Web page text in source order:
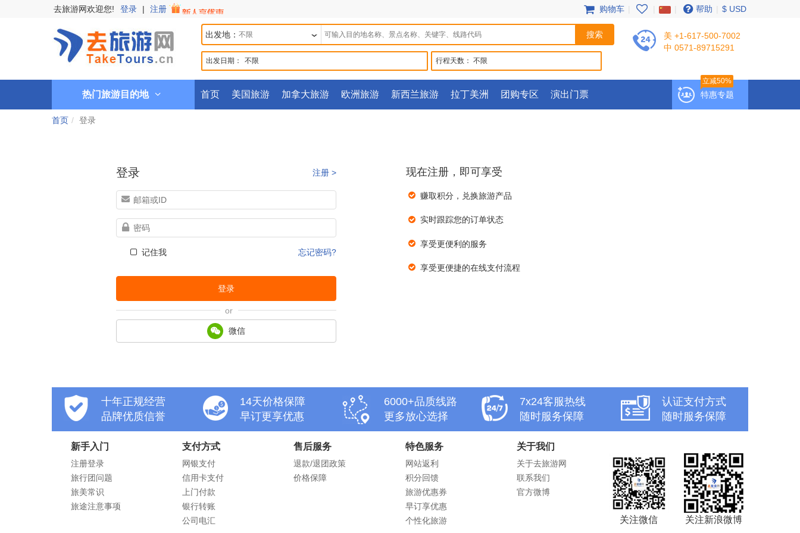
去旅游网欢迎您! 登录 | 注册 购物车 帮助 $ USD
出发地：
出发日期： 不限 行程天数： 不限
美 +1-617-500-7002
中 0571-89715291
热门旅游目的地 首页 美国旅游 加拿大旅游 欧洲旅游 新西兰旅游 拉丁美洲 团购专区 演出门票 特惠专题
立减50%
首页 登录
登录 注册 >
记住我 忘记密码?
登录
or
微信
现在注册，即可享受
赚取积分，兑换旅游产品
实时跟踪您的订单状态
享受更便利的服务
享受更便捷的在线支付流程
十年正规经营
品牌优质信誉
14天价格保障
早订更享优惠
6000+品质线路
更多放心选择
7x24客服热线
随时服务保障
认证支付方式
随时服务保障
新手入门
注册登录
旅行团问题
旅美常识
旅途注意事项
支付方式
网银支付
信用卡支付
上门付款
银行转账
公司电汇
售后服务
退款/退团政策
价格保障
特色服务
网站返利
积分回馈
旅游优惠券
早订享优惠
个性化旅游
关于我们
关于去旅游网
联系我们
官方微博
关注微信 关注新浪微博